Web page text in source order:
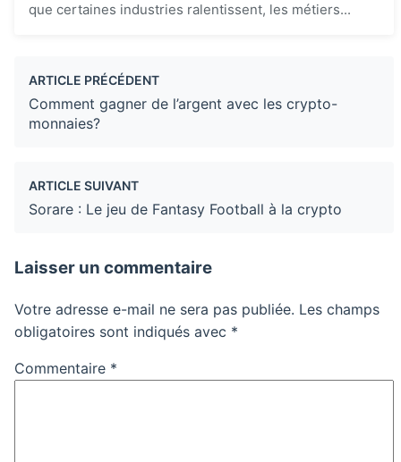
que certaines industries ralentissent, les métiers...
ARTICLE PRÉCÉDENT
Comment gagner de l’argent avec les crypto-
monnaies?
ARTICLE SUIVANT
Sorare : Le jeu de Fantasy Football à la crypto
Laisser un commentaire
Votre adresse e-mail ne sera pas publiée. Les champs
obligatoires sont indiqués avec *
Commentaire *